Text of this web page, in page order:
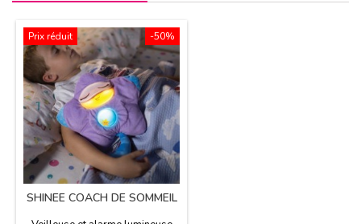
-50%
Prix réduit
SHINEE COACH DE SOMMEIL